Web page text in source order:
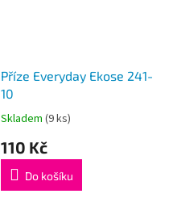
Příze Everyday Ekose 241-
10
Průměrné
produktu
5,0
Skladem (9 ks)
110 Kč
Do košíku